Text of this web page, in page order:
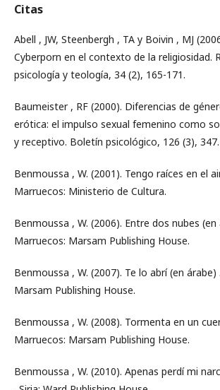
Citas
Abell , JW, Steenbergh , TA y Boivin , MJ
Cyberporn en el contexto de la religiosidad.
psicología y teología, 34 (2), 165-171.
Baumeister , RF (2000). Diferencias de
erótica: el impulso sexual femenino como
y receptivo. Boletín psicológico, 126 (3), 347.
Benmoussa , W. (2001). Tengo raíces en el
Marruecos: Ministerio de Cultura.
Benmoussa , W. (2006). Entre dos nubes
Marruecos: Marsam Publishing House.
Benmoussa , W. (2007). Te lo abrí (en árabe)
Marsam Publishing House.
Benmoussa , W. (2008). Tormenta en un
Marruecos: Marsam Publishing House.
Benmoussa , W. (2010). Apenas perdí mi